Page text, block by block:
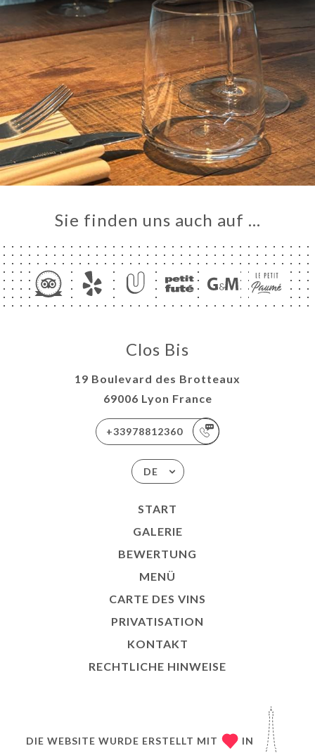
Sie finden uns auch auf …
Clos Bis
19 Boulevard des Brotteaux
69006 Lyon France
+33978812360
DE
START
GALERIE
BEWERTUNG
MENÜ
CARTE DES VINS
PRIVATISATION
KONTAKT
RECHTLICHE HINWEISE
DIE WEBSITE WURDE ERSTELLT MIT IN